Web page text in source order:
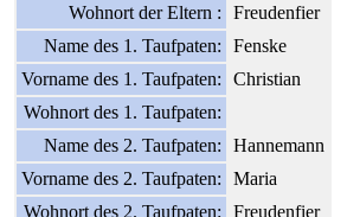
Wohnort der Eltern :
Freudenfier
Name des 1. Taufpaten:
Fenske
Vorname des 1. Taufpaten:
Christian
Wohnort des 1. Taufpaten:
Name des 2. Taufpaten:
Hannemann
Vorname des 2. Taufpaten:
Maria
Wohnort des 2. Taufpaten:
Freudenfier